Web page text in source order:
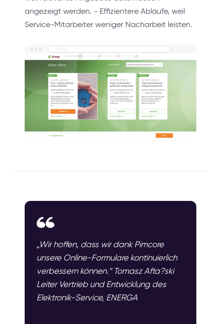
angezeigt werden. - Effizientere Abläufe, weil
Service-Mitarbeiter weniger Nacharbeit leisten.
„Wir hoffen, dass wir dank Pimcore
unsere Online-Formulare kontinuierlich
verbessern können.“ Tomasz Afta?ski
Leiter Vertrieb und Entwicklung des
Elektronik-Service, ENERGA